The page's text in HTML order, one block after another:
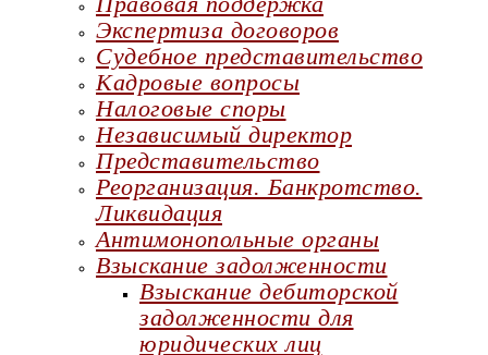
Экспертиза договоров
Судебное представительство
Кадровые вопросы
Налоговые споры
Независимый директор
Представительство
Реорганизация. Банкротство.
Ликвидация
Антимонопольные органы
Взыскание задолженности
Взыскание дебиторской
задолженности для
юридических лиц